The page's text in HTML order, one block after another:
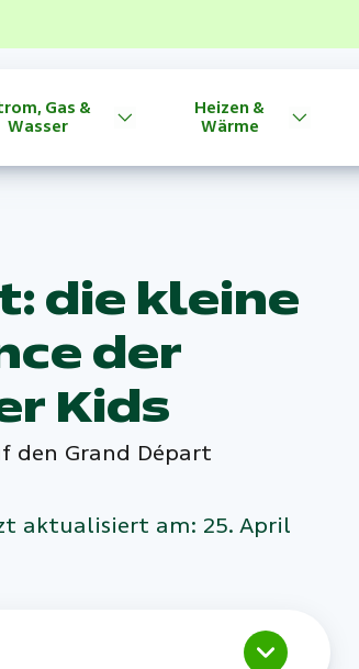
Gas &
Wasser
Heizen &
Wärme
die kleine
der
Kids
den Grand Départ
aktualisiert am: 25. April